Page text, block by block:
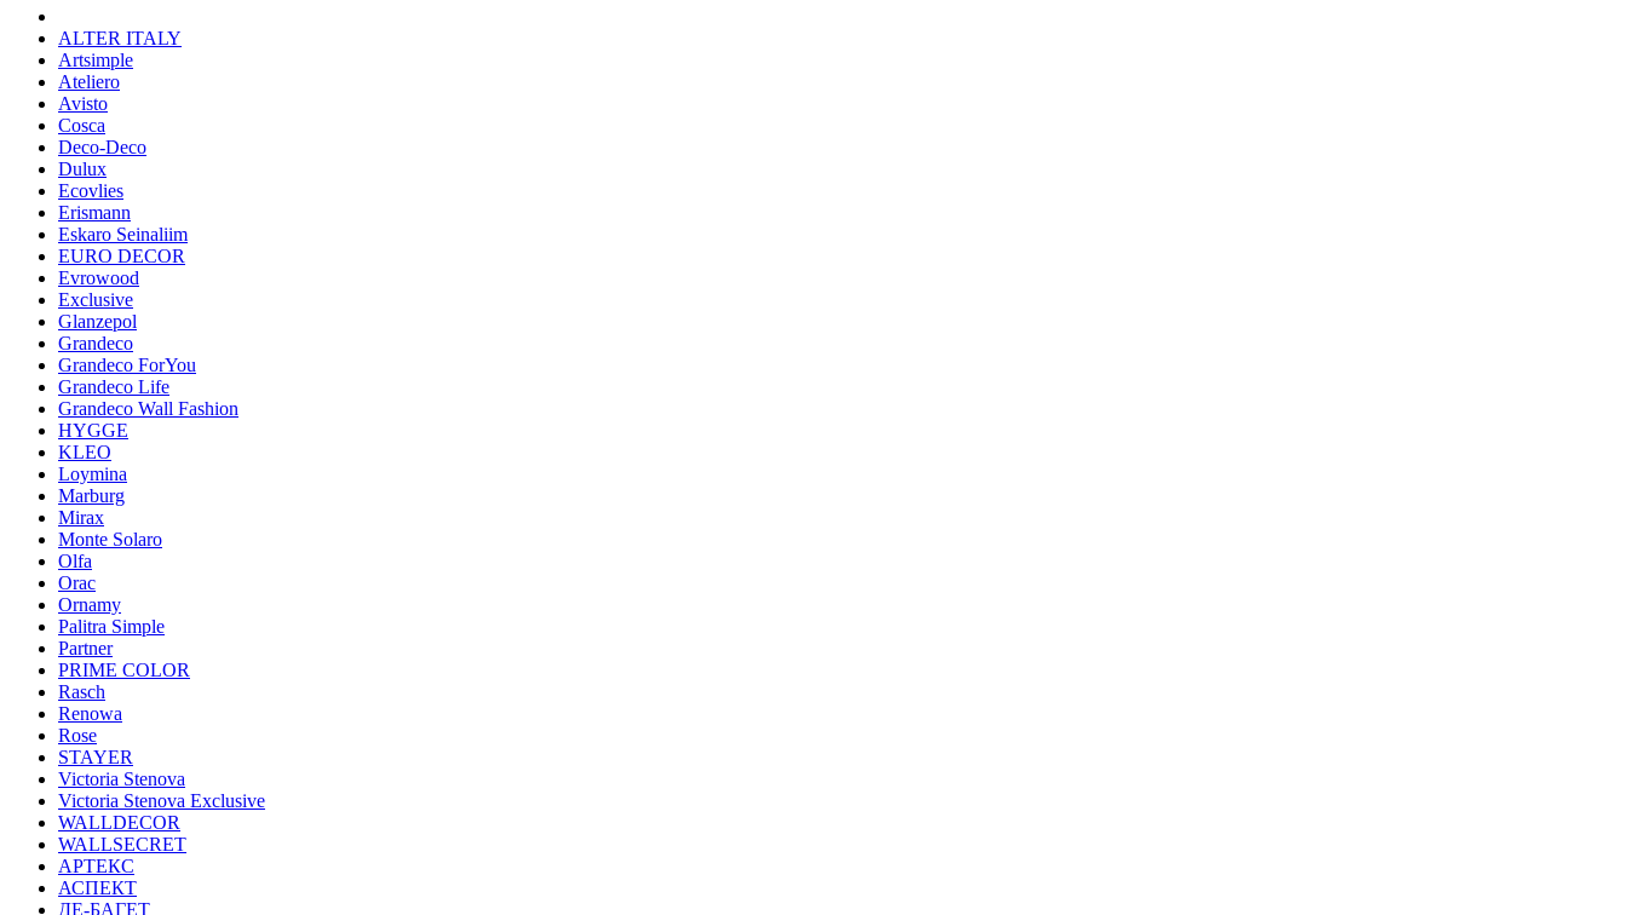
ALTER ITALY
Artsimple
Ateliero
Avisto
Cosca
Deco-Deco
Dulux
Ecovlies
Erismann
Eskaro Seinaliim
EURO DECOR
Evrowood
Exclusive
Glanzepol
Grandeco
Grandeco ForYou
Grandeco Life
Grandeco Wall Fashion
HYGGE
KLEO
Loymina
Marburg
Mirax
Monte Solaro
Olfa
Orac
Ornamy
Palitra Simple
Partner
PRIME COLOR
Rasch
Renowa
Rose
STAYER
Victoria Stenova
Victoria Stenova Exclusive
WALLDECOR
WALLSECRET
АРТЕКС
АСПЕКТ
ДЕ-БАГЕТ